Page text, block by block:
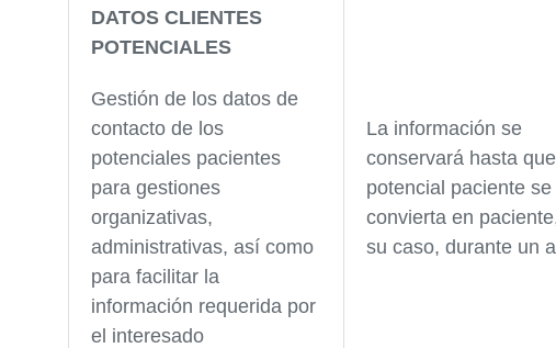
DATOS CLIENTES
POTENCIALES
Gestión de los datos de
contacto de los
potenciales pacientes
para gestiones
organizativas,
administrativas, así como
para facilitar la
información requerida por
el interesado
La información se
conservará hasta que
potencial paciente se
convierta en
su caso, durante un